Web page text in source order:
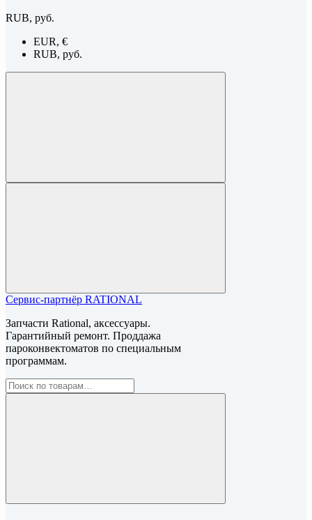
RUB, руб.
EUR, €
RUB, руб.
Сервис-партнёр RATIONAL
Запчасти Rational, аксессуары.
Гарантийный ремонт. Проддажа
пароконвектоматов по специальным
программам.